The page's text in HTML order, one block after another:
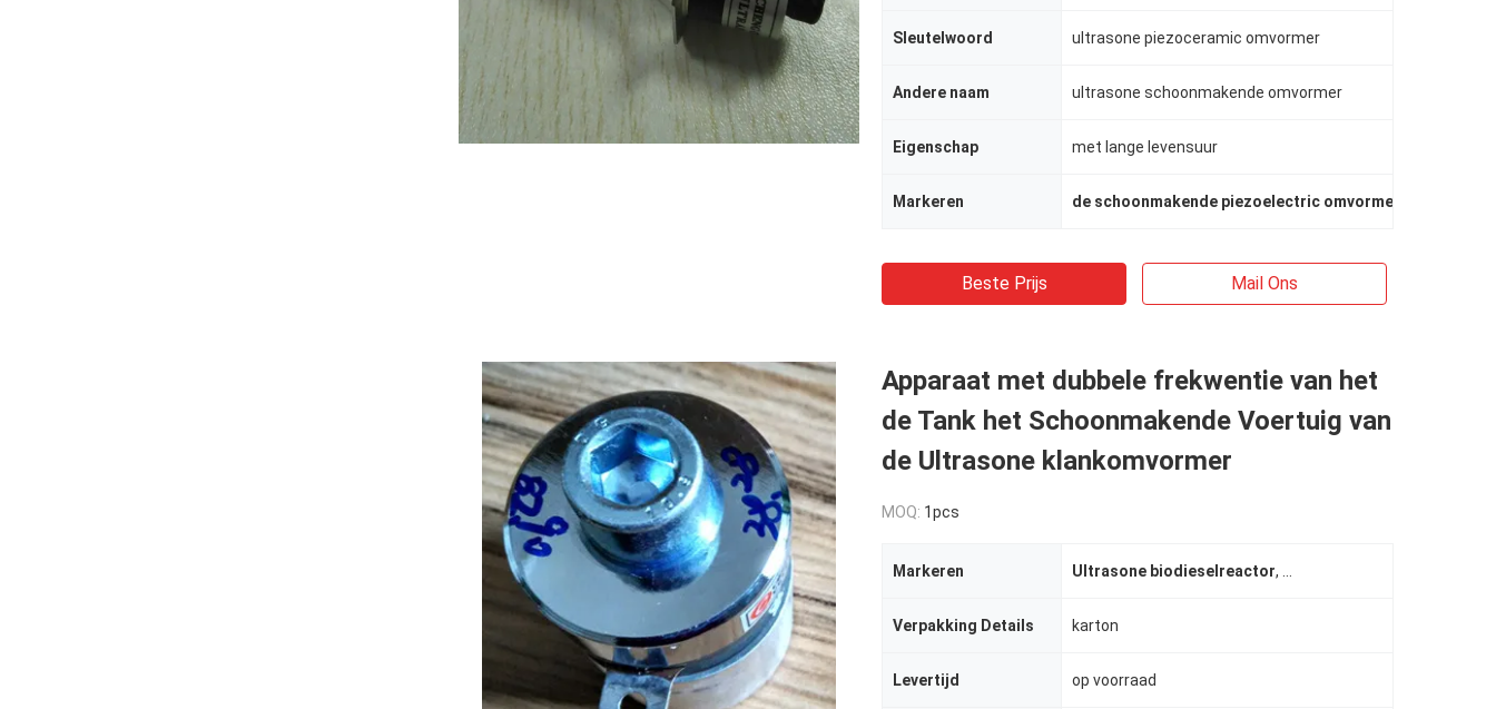
Sleutelwoord ultrasone piezoceramic omvormer
Andere naam ultrasone schoonmakende omvormer
Eigenschap met lange levensuur
Markeren de schoonmakende piezoelectric omvormer van de
Beste Prijs Mail Ons
Apparaat met dubbele frekwentie van het
de Tank het Schoonmakende Voertuig van
de Ultrasone klankomvormer
MOQ: 1pcs
Markeren Ultrasone biodieselreactor,
Verpakking Details karton
Levertijd op voorraad